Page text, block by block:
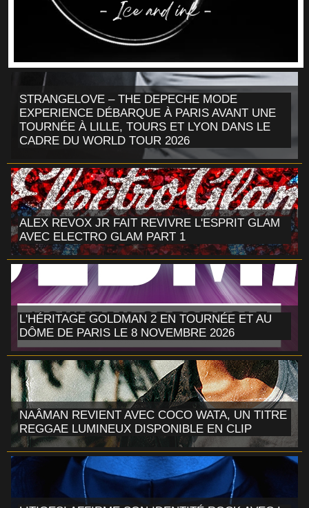
STRANGELOVE – THE DEPECHE MODE
EXPERIENCE DÉBARQUE À PARIS AVANT UNE
TOURNÉE À LILLE, TOURS ET LYON DANS LE
CADRE DU WORLD TOUR 2026
ALEX REVOX JR FAIT REVIVRE L'ESPRIT GLAM
AVEC ELECTRO GLAM PART 1
L'HÉRITAGE GOLDMAN 2 EN TOURNÉE ET AU
DÔME DE PARIS LE 8 NOVEMBRE 2026
NAÂMAN REVIENT AVEC COCO WATA, UN TITRE
REGGAE LUMINEUX DISPONIBLE EN CLIP